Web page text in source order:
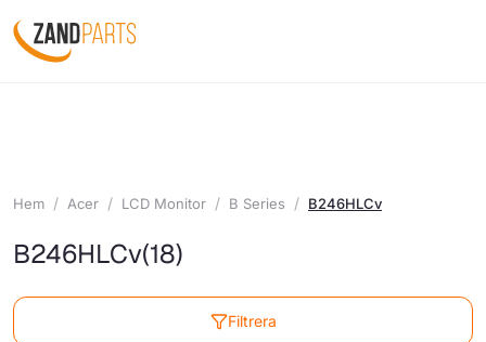
Hem Acer LCD Monitor B Series B246HLCv
B246HLCv(18)
Filtrera